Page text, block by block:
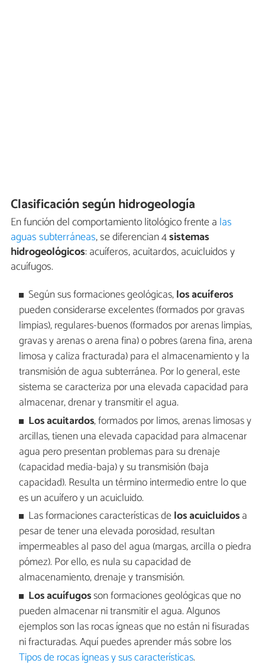
Clasificación según hidrogeología
En función del comportamiento litológico frente a las
aguas subterráneas, se diferencian 4sistemas
hidrogeológicos: acuíferos, acuitardos, acuicluidos y
acuífugos.
Según sus formaciones geológicas,los acuíferos
pueden considerarse excelentes (formados por gravas
limpias), regulares-buenos (formados por arenas limpias,
gravas y arenas o arena fina) o pobres (arena fina, arena
limosa y caliza fracturada) para el almacenamiento y la
transmisión de agua subterránea. Por lo general, este
sistema se caracteriza por una elevada capacidad para
almacenar, drenar y transmitir el agua.
Los acuitardos, formados por limos, arenas limosas y
arcillas, tienen una elevada capacidad para almacenar
agua pero presentan problemas para su drenaje
(capacidad media-baja) y su transmisión (baja
capacidad). Resulta un término intermedio entre lo que
es un acuífero y un acuicluido.
Las formaciones características de los acuicluidosa
pesar de tener una elevada porosidad, resultan
impermeables al paso del agua (margas, arcilla o piedra
pómez). Por ello, es nula su capacidad de
almacenamiento, drenaje y transmisión.
Los acuífugosson formaciones geológicas que no
pueden almacenar ni transmitir el agua. Algunos
ejemplos son las rocas ígneas que no están ni fisuradas
ni fracturadas. Aquí puedes aprender más sobre los
Tipos de rocas ígneas y sus características.